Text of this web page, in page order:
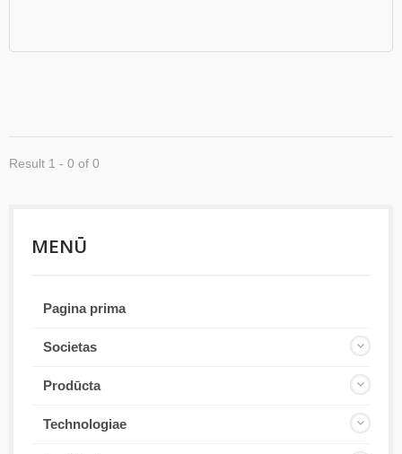
Result 1 - 0 of 0
MENŪ
Pagina prima
Societas
Prodūcta
Technologiae